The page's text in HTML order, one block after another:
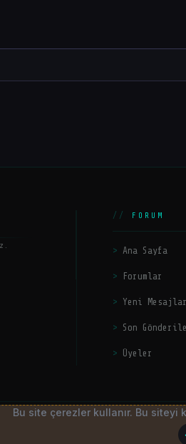
FORUM
Ana Sayfa
Forumlar
Yeni Mesajlar
Son
Üyeler
saklıdır. | Community platform by
Bu site çerezler kullanır. Bu siteyi